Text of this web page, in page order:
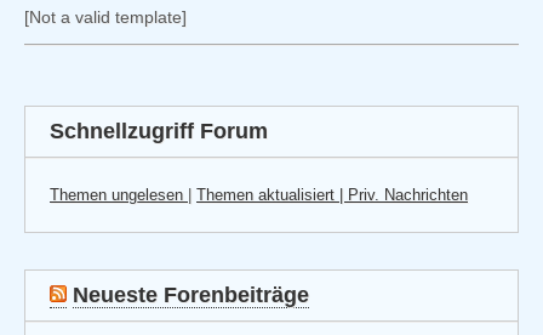
[Not a valid template]
Schnellzugriff Forum
Themen ungelesen | Themen aktualisiert | Priv. Nachrichten
Neueste Forenbeiträge